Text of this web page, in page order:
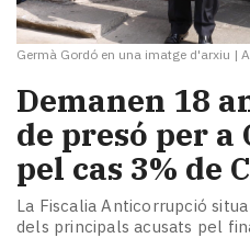
Germà Gordó en una imatge d'arxiu |
Demanen 18
de presó per a
pel cas 3% de
La Fiscalia Anticorrupció
dels principals acusats pel